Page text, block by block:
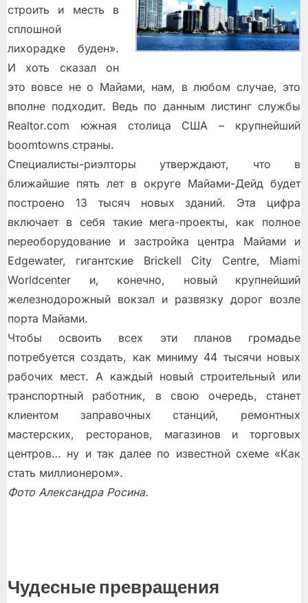
строить и месть в
сплошной
лихорадке буден».
И хоть сказал он
это вовсе не о Майами, нам, в любом случае, это
вполне подходит. Ведь по данным листинг службы
Realtor.com южная столица США – крупнейший
boomtowns страны.
Специалисты-риэлторы утверждают, что в
ближайшие пять лет в округе Майами-Дейд будет
построено 13 тысяч новых зданий. Эта цифра
включает в себя такие мега-проекты, как полное
переоборудование и застройка центра Майами и
Edgewater, гигантские Brickell City Centre, Miami
Worldcenter и, конечно, новый крупнейший
железнодорожный вокзал и развязку дорог возле
порта Майами.
Чтобы освоить всех эти планов громадье
потребуется создать, как миниму 44 тысячи новых
рабочих мест. А каждый новый строительный или
транспортный работник, в свою очередь, станет
клиентом заправочных станций, ремонтных
мастерских, ресторанов, магазинов и торговых
центров… ну и так далее по известной схеме «Как
стать миллионером».
Фото Александра Росина.
Чудесные превращения